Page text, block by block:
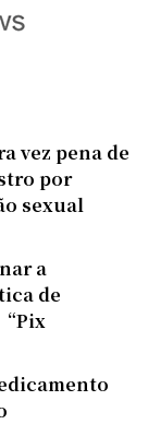
vez pena de
por
sexual
a
de